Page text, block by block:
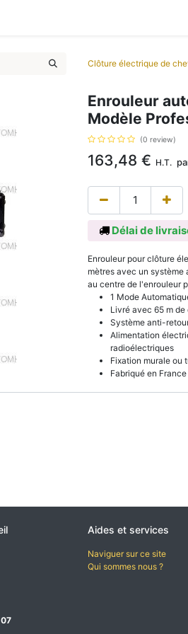
Clôture électrique de
Enrouleur
Modèle
(0 review)
163,48 € H.T.
Délai de
Enrouleur pour clôture
mètres avec un
au centre de l'enrouleur
1 Mode
Livré avec 65 m de
Système anti-
Alimentation
radioélectriques
Fixation murale ou
Fabriqué en France
Aides et services
Naviguer sur ce site
Qui sommes nous ?